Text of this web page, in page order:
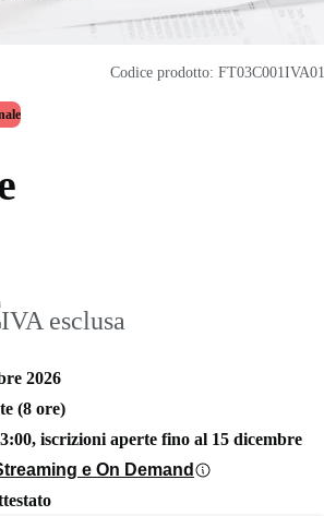
IVA esclusa
2026
(8 ore)
iscrizioni aperte fino al 15 dicembre
e On Demand
Codice prodotto: